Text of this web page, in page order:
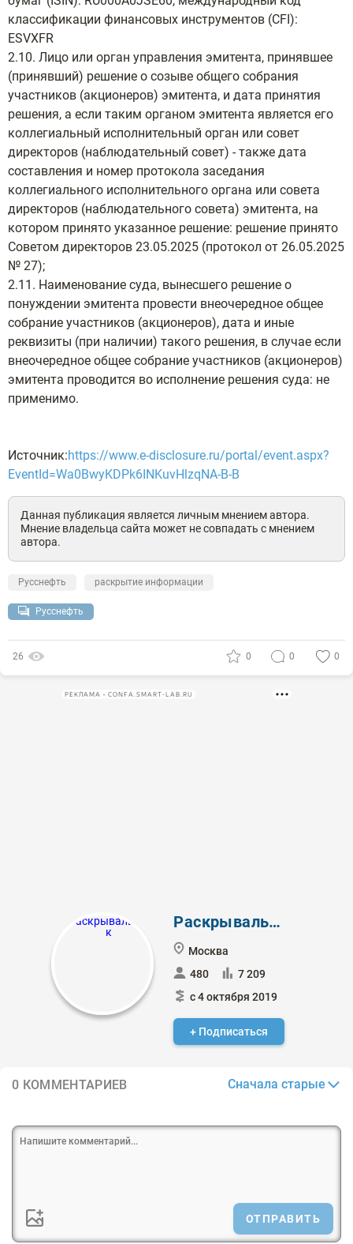
классификации финансовых инструментов (CFI):
ESVXFR
2.10. Лицо или орган управления эмитента, принявшее
(принявший) решение о созыве общего собрания
участников (акционеров) эмитента, и дата принятия
решения, а если таким органом эмитента является его
коллегиальный исполнительный орган или совет
директоров (наблюдательный совет) - также дата
составления и номер протокола заседания
коллегиального исполнительного органа или совета
директоров (наблюдательного совета) эмитента, на
котором принято указанное решение: решение принято
Советом директоров 23.05.2025 (протокол от 26.05.2025
№ 27);
2.11. Наименование суда, вынесшего решение о
понуждении эмитента провести внеочередное общее
собрание участников (акционеров), дата и иные
реквизиты (при наличии) такого решения, в случае если
внеочередное общее собрание участников (акционеров)
эмитента проводится во исполнение решения суда: не
применимо.
Источник:https://www.e-disclosure.ru/portal/event.aspx?
EventId=Wa0BwyKDPk6INKuvHlzqNA-B-B
Данная публикация является личным мнением автора.
Мнение владельца сайта может не совпадать с мнением
автора.
Русснефть раскрытие информации
Русснефть
26 0 0 0
РЕКЛАМА • CONFA.SMART-LAB.RU
Раскрывальщик
Москва
480
7 209
с 4 октября 2019
+ Подписаться
0 КОММЕНТАРИЕВ Сначала старые
ОТПРАВИТЬ